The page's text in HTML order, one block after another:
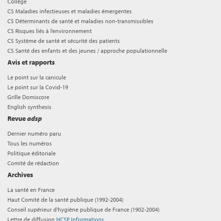
CS Maladies infectieuses et maladies émergentes
CS Déterminants de santé et maladies non-transmissibles
CS Risques liés à l’environnement
CS Système de santé et sécurité des patients
CS Santé des enfants et des jeunes / approche populationnelle
Avis et rapports
Le point sur la canicule
Le point sur la Covid-19
Grille Domiscore
English synthesis
Revueadsp
Dernier numéro paru
Tous les numéros
Politique éditoriale
Comité de rédaction
Archives
La santé en France
Haut Comité de la santé publique (1992-2004)
Conseil supérieur d'hygiène publique de France (1902-2004)
Lettre de diffusion HCSP Informations